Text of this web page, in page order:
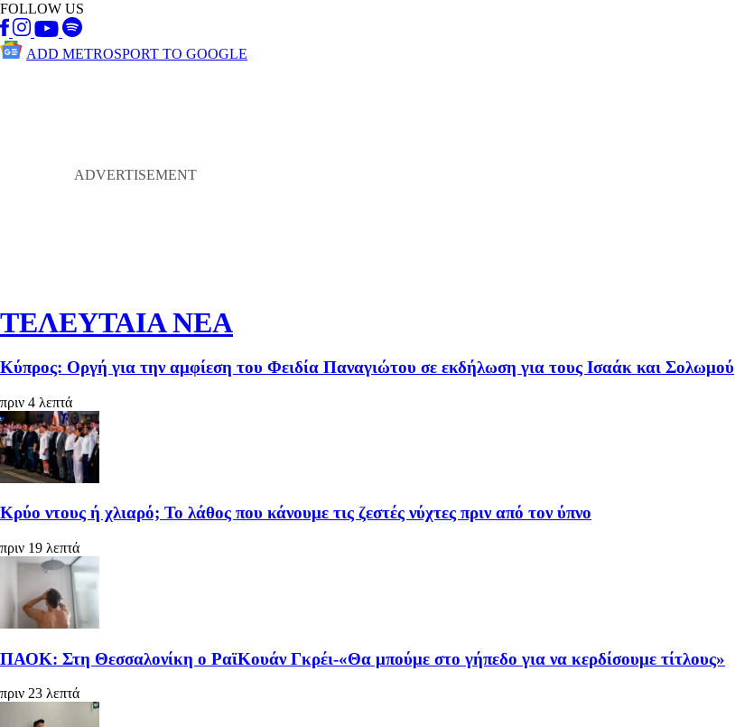
FOLLOW US
ADD METROSPORT TO GOOGLE
ΤΕΛΕΥΤΑΙΑ ΝΕΑ
Κύπρος: Οργή για την αμφίεση του Φειδία Παναγιώτου σε εκδήλωση για τους Ισαάκ και Σολωμού
πριν 4 λεπτά
Κρύο ντους ή χλιαρό; Το λάθος που κάνουμε τις ζεστές νύχτες πριν από τον ύπνο
πριν 19 λεπτά
ΠΑΟΚ: Στη Θεσσαλονίκη ο ΡαϊΚουάν Γκρέι-«Θα μπούμε στο γήπεδο για να κερδίσουμε τίτλους»
πριν 23 λεπτά